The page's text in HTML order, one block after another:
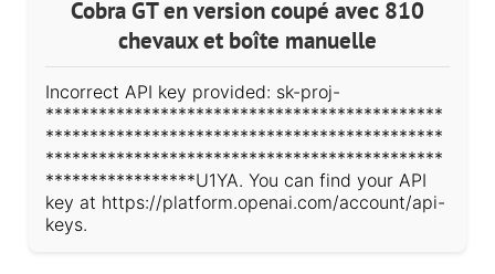
Cobra GT en version coupé avec 810
chevaux et boîte manuelle
Incorrect API key provided: sk-proj-
*********************************************
*********************************************
*********************************************
*****************U1YA. You can find your API
key at https://platform.openai.com/account/api-
keys.